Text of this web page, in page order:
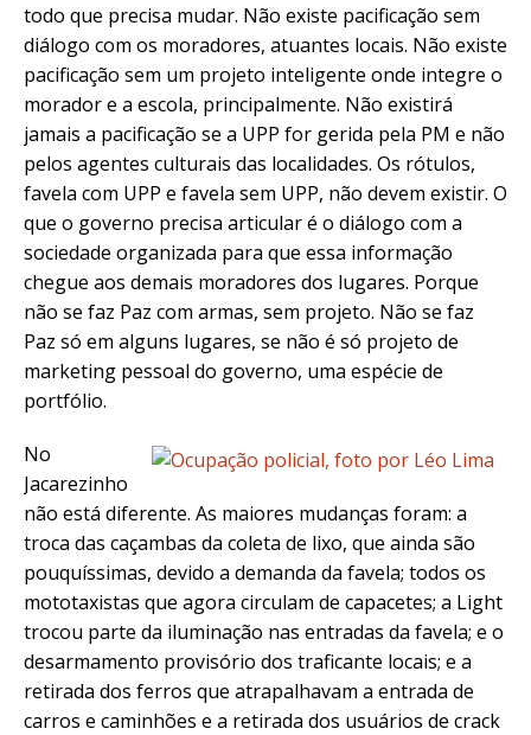
todo que precisa mudar. Não existe pacificação sem
diálogo com os moradores, atuantes locais. Não existe
pacificação sem um projeto inteligente onde integre o
morador e a escola, principalmente. Não existirá
jamais a pacificação se a UPP for gerida pela PM e não
pelos agentes culturais das localidades. Os rótulos,
favela com UPP e favela sem UPP, não devem existir. O
que o governo precisa articular é o diálogo com a
sociedade organizada para que essa informação
chegue aos demais moradores dos lugares. Porque
não se faz Paz com armas, sem projeto. Não se faz
Paz só em alguns lugares, se não é só projeto de
marketing pessoal do governo, uma espécie de
portfólio.
No
Jacarezinho
não está diferente. As maiores mudanças foram: a
troca das caçambas da coleta de lixo, que ainda são
pouquíssimas, devido a demanda da favela; todos os
mototaxistas que agora circulam de capacetes; a Light
trocou parte da iluminação nas entradas da favela; e o
desarmamento provisório dos traficante locais; e a
retirada dos ferros que atrapalhavam a entrada de
carros e caminhões e a retirada dos usuários de crack